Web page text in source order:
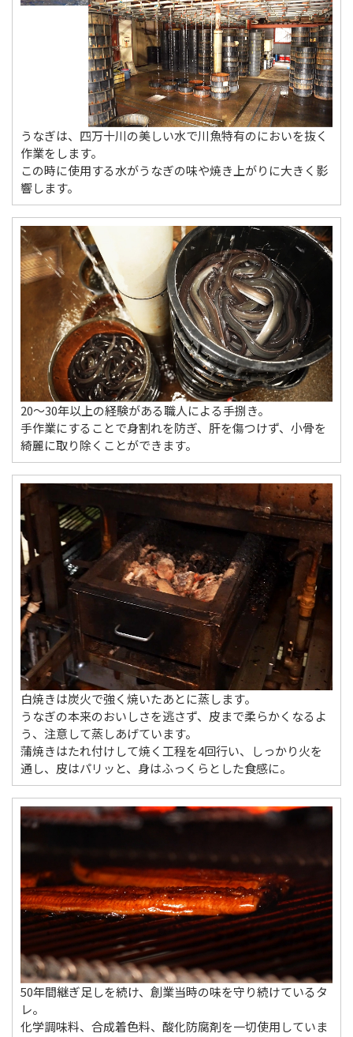
うなぎは、四万十川の美しい水で川魚特有のにおいを抜く
作業をします。
この時に使用する水がうなぎの味や焼き上がりに大きく影
響します。
20〜30年以上の経験がある職人による手捌き。
手作業にすることで身割れを防ぎ、肝を傷つけず、小骨を
綺麗に取り除くことができます。
白焼きは炭火で強く焼いたあとに蒸します。
うなぎの本来のおいしさを逃さず、皮まで柔らかくなるよ
う、注意して蒸しあげています。
蒲焼きはたれ付けして焼く工程を4回行い、しっかり火を
通し、皮はパリッと、身はふっくらとした食感に。
50年間継ぎ足しを続け、創業当時の味を守り続けているタ
レ。
化学調味料、合成着色料、酸化防腐剤を一切使用していま